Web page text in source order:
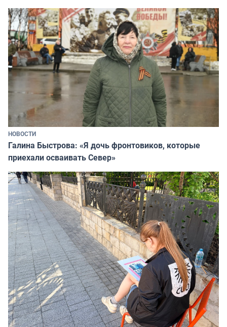
НОВОСТИ
Галина Быстрова: «Я дочь фронтовиков, которые
приехали осваивать Север»